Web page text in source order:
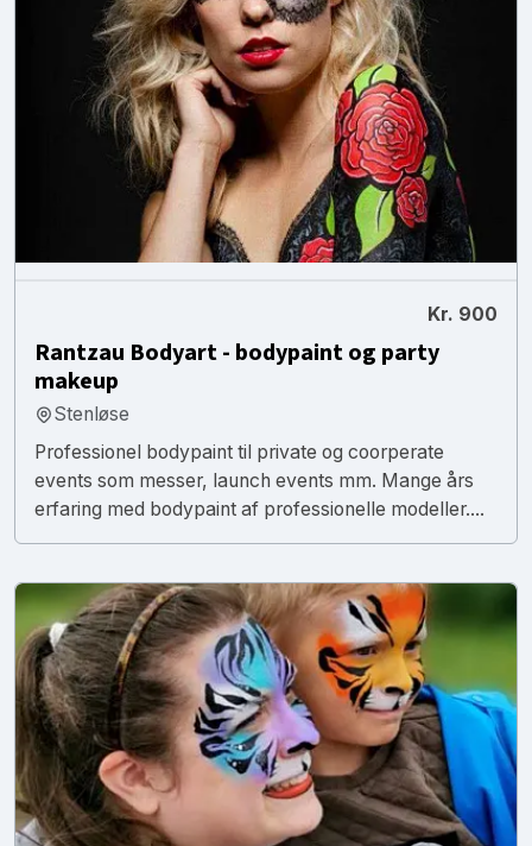
Kr. 900
Rantzau Bodyart - bodypaint og party
makeup
Stenløse
Professionel bodypaint til private og coorperate
events som messer, launch events mm. Mange års
erfaring med bodypaint af professionelle modeller....